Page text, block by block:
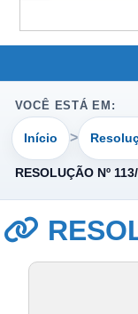
for:
VOCÊ ESTÁ EM:
Início
RESOLUÇÃO Nº